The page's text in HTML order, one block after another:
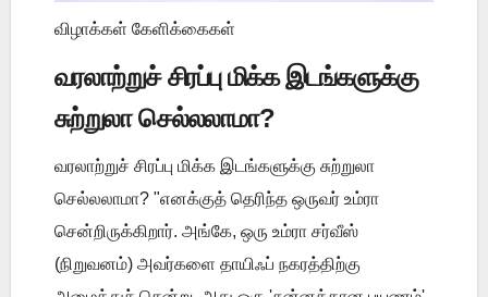
விழாக்கள் கேளிக்கைகள்
வரலாற்றுச் சிரப்பு மிக்க இடங்களுக்கு
சுற்றுலா செல்லலாமா?
வரலாற்றுச் சிரப்பு மிக்க இடங்களுக்கு சுற்றுலா
செல்லலாமா? "எனக்குத் தெரிந்த ஒருவர் உம்ரா
சென்றிருக்கிறார். அங்கே, ஒரு உம்ரா சர்வீஸ்
(நிறுவனம்) அவர்களை தாயிஃப் நகரத்திற்கு